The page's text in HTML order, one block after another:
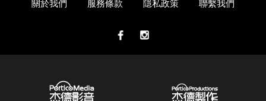
關於我們 服務條款 隱私政策 聯繫我們